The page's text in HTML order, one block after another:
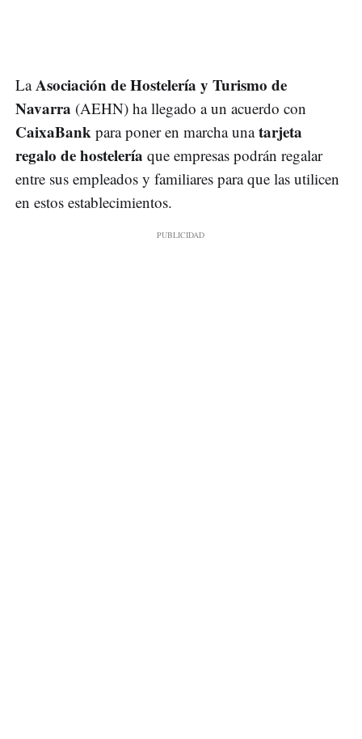
LaAsociación de Hostelería y Turismo de
Navarra (AEHN) ha llegado a un acuerdo con
CaixaBank para poner en marcha unatarjeta
regalo de hostelería que empresas podrán regalar
entre sus empleados y familiares para que las utilicen
en estos establecimientos.